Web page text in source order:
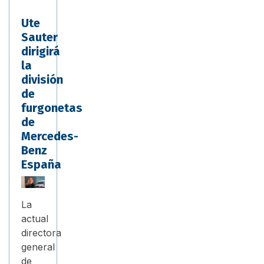
Ute
Sauter
dirigirá
la
división
de
furgonetas
de
Mercedes-
Benz
España
La
actual
directora
general
de